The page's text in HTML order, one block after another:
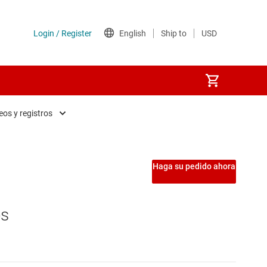
y registros
bloqueos y registros
Haga su pedido ahora